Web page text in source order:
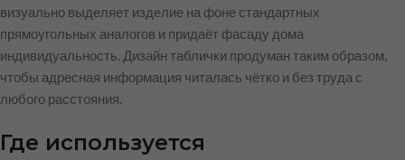
визуально выделяет изделие на фоне стандартных
прямоугольных аналогов и придаёт фасаду дома
индивидуальность. Дизайн таблички продуман таким образом,
чтобы адресная информация читалась чётко и без труда с
любого расстояния.
Где используется